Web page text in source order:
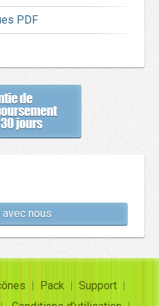
PDF
nous
Pack
Support